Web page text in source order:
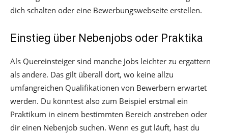
dich schalten oder eine Bewerbungswebseite erstellen.
Einstieg über Nebenjobs oder Praktika
Als Quereinsteiger sind manche Jobs leichter zu ergattern
als andere. Das gilt überall dort, wo keine allzu
umfangreichen Qualifikationen von Bewerbern erwartet
werden. Du könntest also zum Beispiel erstmal ein
Praktikum in einem bestimmten Bereich anstreben oder
dir einen Nebenjob suchen. Wenn es gut läuft, hast du